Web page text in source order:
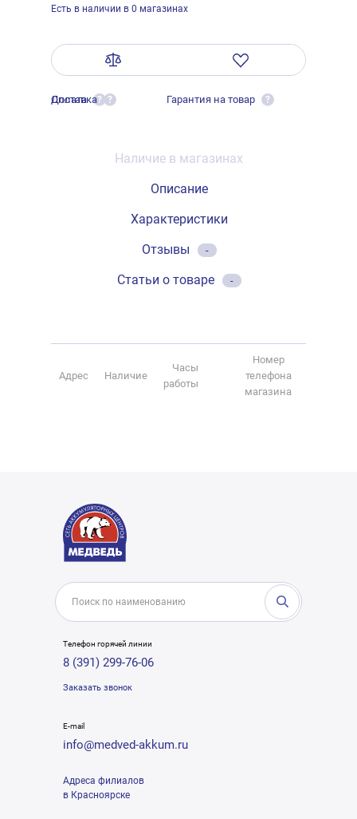
Есть в наличии в 0 магазинах
Оплата ?
Доставка ? Гарантия на товар ?
Наличие в магазинах
Описание
Характеристики
Отзывы
-
Статьи о товаре -
Адрес Наличие
Часы
работы
Номер
телефона
магазина
Телефон горячей линии
8 (391) 299-76-06
Заказать звонок
E-mail
info@medved-akkum.ru
Адреса филиалов
в Красноярске